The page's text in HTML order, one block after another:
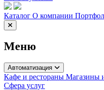
Каталог О компании
Меню
Автоматизация
Кафе и рестораны Магазины
Сфера услуг